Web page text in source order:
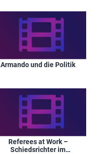
Armando und die Politik
Referees at Work –
Schiedsrichter im